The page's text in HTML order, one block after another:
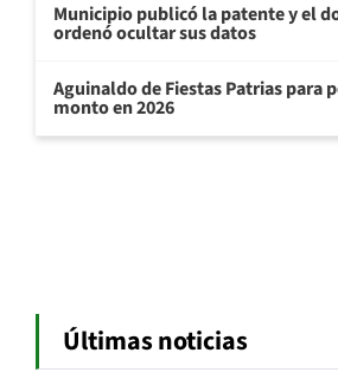
Municipio publicó la patente y el
ordenó ocultar sus datos
Aguinaldo de Fiestas Patrias para
monto en 2026
Últimas noticias